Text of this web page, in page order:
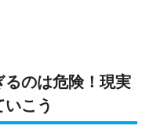
るのは危険！現実
こう